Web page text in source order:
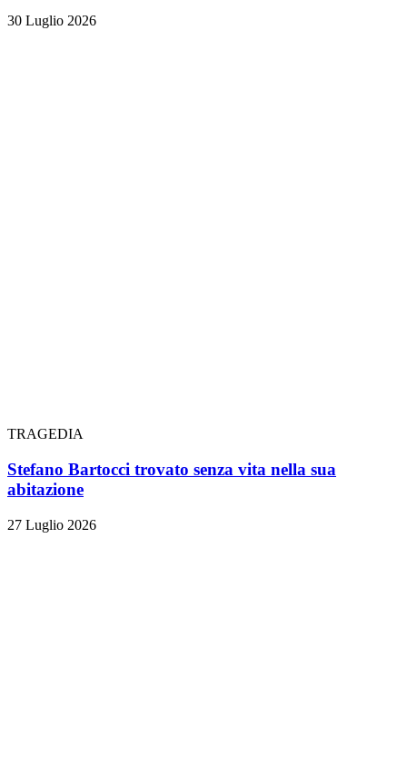
30 Luglio 2026
TRAGEDIA
Stefano Bartocci trovato senza vita nella sua
abitazione
27 Luglio 2026